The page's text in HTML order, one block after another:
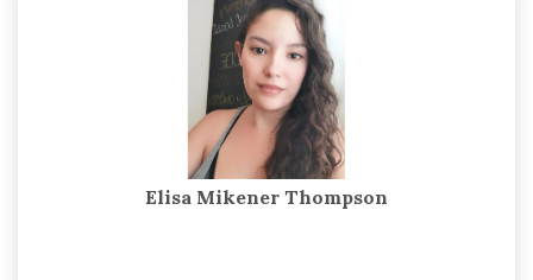
Elisa Mikener Thompson